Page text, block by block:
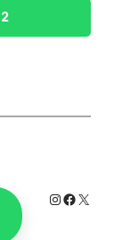
Instagram
X